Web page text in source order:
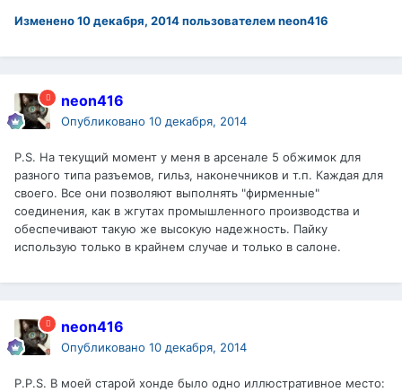
Изменено10 декабря, 2014пользователем neon416
neon416
Опубликовано 10 декабря, 2014
P.S. На текущий момент у меня в арсенале 5 обжимок для
разного типа разъемов, гильз, наконечников и т.п. Каждая для
своего. Все они позволяют выполнять "фирменные"
соединения, как в жгутах промышленного производства и
обеспечивают такую же высокую надежность. Пайку
использую только в крайнем случае и только в салоне.
neon416
Опубликовано 10 декабря, 2014
P.P.S. В моей старой хонде было одно иллюстративное место: